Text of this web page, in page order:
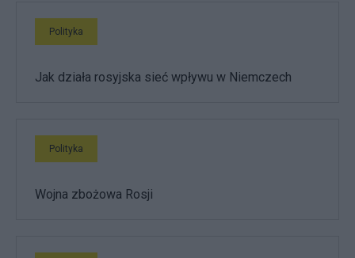
Polityka
Jak działa rosyjska sieć wpływu w Niemczech
Polityka
Wojna zbożowa Rosji